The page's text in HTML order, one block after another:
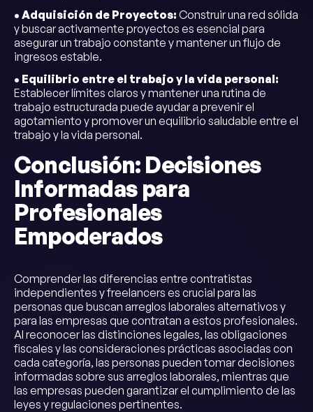
• Adquisición de Proyectos: Construir una red sólida
y buscar activamente proyectos es esencial para
asegurar un trabajo constante y mantener un flujo de
ingresos estable.
• Equilibrio entre el trabajo y la vida personal:
Establecer límites claros y mantener una rutina de
trabajo estructurada puede ayudar a prevenir el
agotamiento y promover un equilibrio saludable entre el
trabajo y la vida personal.
Conclusión: Decisiones
Informadas para
Profesionales
Empoderados
Comprender las diferencias entre contratistas
independientes y freelancers es crucial para las
personas que buscan arreglos laborales alternativos y
para las empresas que contratan a estos profesionales.
Al reconocer las distinciones legales, las obligaciones
fiscales y las consideraciones prácticas asociadas con
cada categoría, las personas pueden tomar decisiones
informadas sobre sus arreglos laborales, mientras que
las empresas pueden garantizar el cumplimiento de las
leyes y regulaciones pertinentes.